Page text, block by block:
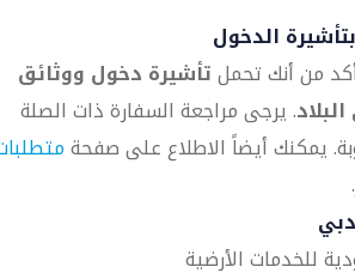
الدخول
من أنك تحملتأشيرة دخول ووثائق
. يرجى مراجعة السفارة ذات الصلة
يمكنك أيضاً الاطلاع على صفحة
.
للخدمات الأرضية